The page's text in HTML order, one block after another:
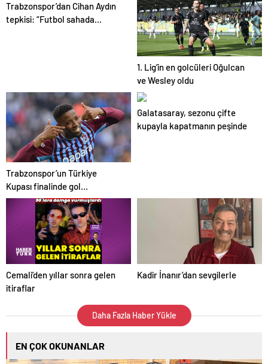
Trabzonspor’dan Cihan Aydın
tepkisi: “Futbol sahada
1. Lig’in en golcüleri Oğulcan
ve Wesley oldu
Trabzonspor’un Türkiye
Kupası finalinde gol
güvenceleri Banza ve Zubkov
Galatasaray, sezonu çifte
kupayla kapatmanın peşinde
Cemali’den yıllar sonra gelen
itiraflar
Kadir İnanır’dan sevgilerle
Daha Fazla Haber Yükle
EN ÇOK OKUNANLAR